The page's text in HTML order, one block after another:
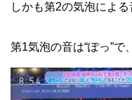
しかも第2の気泡による
第1気泡の音は“ぽっ”で